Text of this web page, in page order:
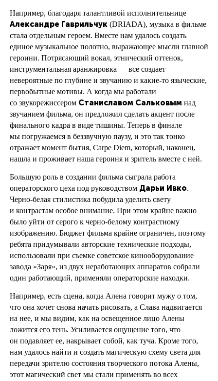
Например, благодаря талантливой исполнительнице
Александре Гаврильчук (DRIADA), музыка в фильме
стала отдельным героем. Вместе нам удалось создать
единое музыкальное полотно, выражающее мысли главной
героини. Потрясающий вокал, этнический оттенок,
инструментальная аранжировка — все создает
невероятные по глубине и звучанию и какие-то языческие,
первобытные мотивы. А когда мы работали
со звукорежиссером Станиславом Сальковым над
звучанием фильма, он предложил сделать акцент после
финального кадра в виде тишины. Теперь в финале
мы погружаемся в беззвучную паузу, и это так тонко
отражает момент бытия, Carpe Diem, который, наконец,
нашла и проживает наша героиня и зритель вместе с ней.
Большую роль в создании фильма сыграла работа
операторского цеха под руководством Дарьи Ивко.
Черно-белая стилистика побудила уделить свету
и контрастам особое внимание. При этом крайне важно
было уйти от серого к черно-белому контрастному
изображению. Бюджет фильма крайне ограничен, поэтому
ребята придумывали авторские технические подходы,
использовали при съемке советское кинооборудование
завода «Заря», из двух неработающих аппаратов собрали
один работающий, применяли операторские находки.
Например, есть сцена, когда Алена говорит мужу о том,
что она хочет снова начать рисовать, а Слава надвигается
на нее, и мы видим, как на освещенное лицо Алены
ложится его тень. Усиливается ощущение того, что
он подавляет ее, накрывает собой, как туча. Кроме того,
нам удалось найти и создать магическую схему света для
передачи зрителю состояния творческого потока Алены,
этот магический свет мы стали применять во всех